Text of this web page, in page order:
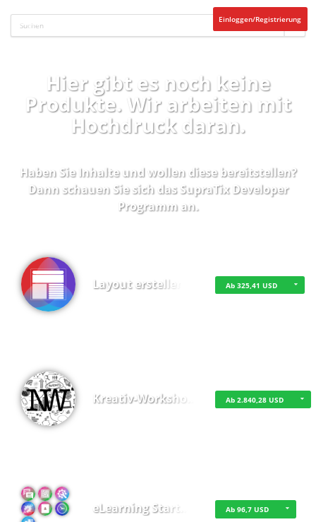
Einloggen/Registrierung
Hier gibt es noch keine
Produkte. Wir arbeiten mit
Hochdruck daran.
Haben Sie Inhalte und wollen diese bereitstellen?
Dann schauen Sie sich das SupraTix Developer
Programman.
Layout erstellen Ab 325,41 USD
Kreativ-Worksho… Ab 2.840,28 USD
eLearning Start… Ab 96,7 USD